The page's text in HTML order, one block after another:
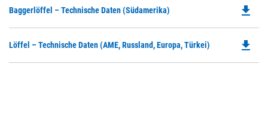
Baggerlöffel – Technische Daten (Südamerika)
a
file_download
Löffel – Technische Daten (AME, Russland, Europa, Türkei) file_download